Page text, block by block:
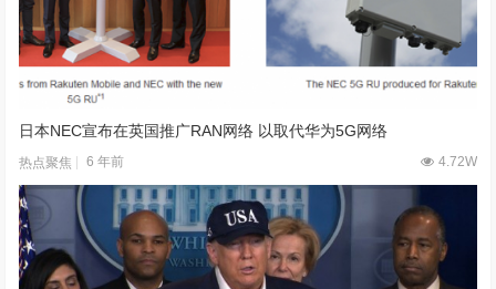
日本NEC宣布在英国推广RAN网络 以取代华为5G网络
热点聚焦 6 年前 4.72W